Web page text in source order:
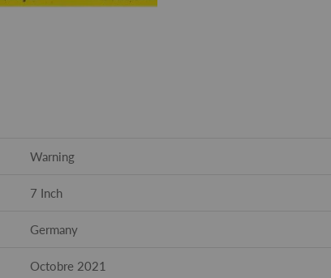
Warning
7 Inch
Germany
Octobre 2021